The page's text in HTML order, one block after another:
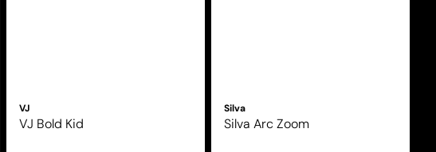
VJ
VJ Bold Kid
Silva
Silva Arc Zoom